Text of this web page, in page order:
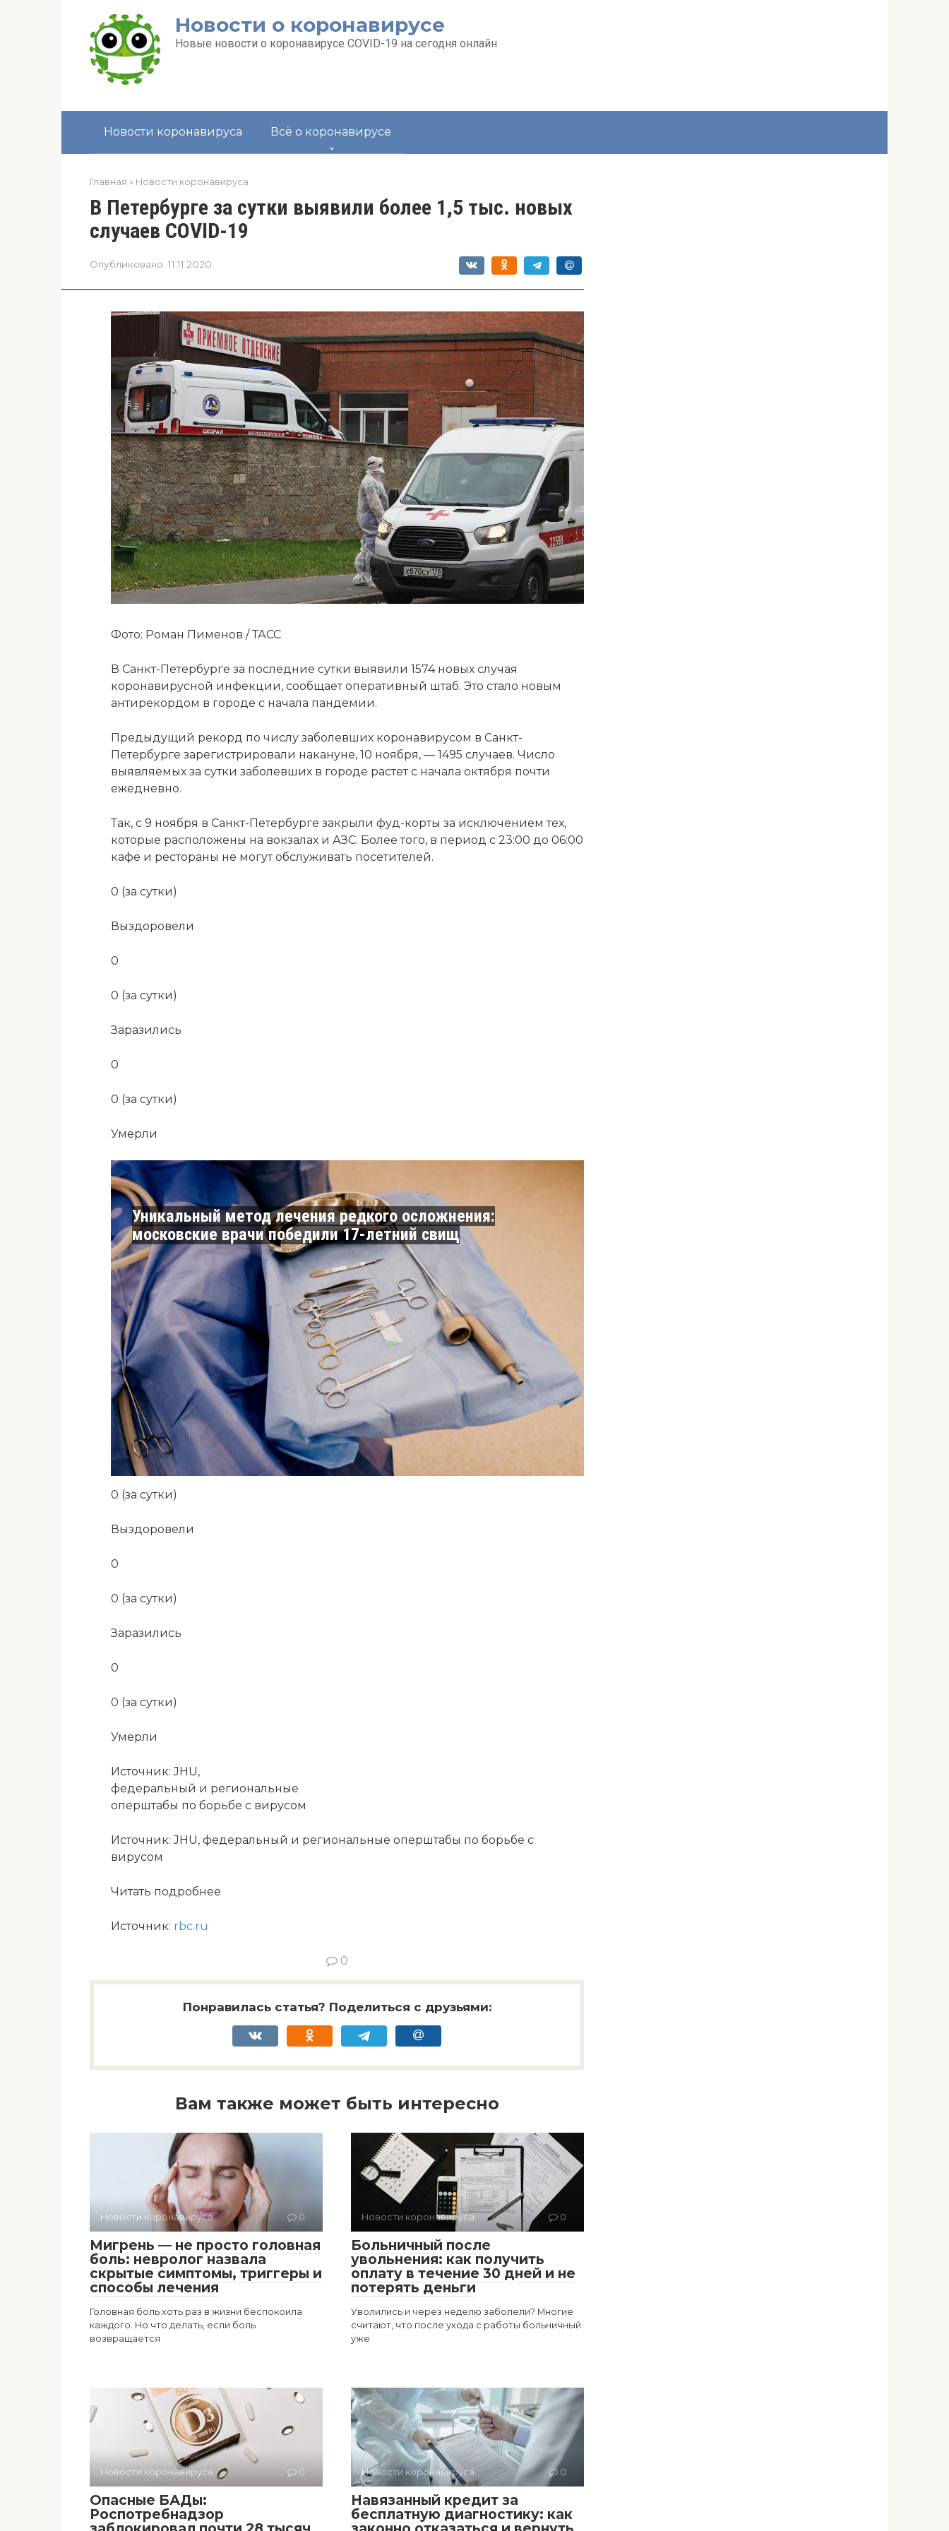
Новости о коронавирусе
Новые новости о коронавирусе COVID-19 на сегодня онлайн
Новости коронавируса Всё о коронавирусе
Главная » Новости коронавируса
В Петербурге за сутки выявили более 1,5 тыс. новых
случаев COVID-19
Опубликовано: 11.11.2020
Фото: Роман Пименов / ТАСС
В Санкт-Петербурге за последние сутки выявили 1574 новых случая
коронавирусной инфекции, сообщает оперативный штаб. Это стало новым
антирекордом в городе с начала пандемии.
Предыдущий рекорд по числу заболевших коронавирусом в Санкт-
Петербурге зарегистрировали накануне, 10 ноября, — 1495 случаев. Число
выявляемых за сутки заболевших в городе растет с начала октября почти
ежедневно.
Так, с 9 ноября в Санкт-Петербурге закрыли фуд-корты за исключением тех,
которые расположены на вокзалах и АЗС. Более того, в период с 23:00 до 06:00
кафе и рестораны не могут обслуживать посетителей.
0 (за сутки)
Выздоровели
0
0 (за сутки)
Заразились
0
0 (за сутки)
Умерли
Уникальный метод лечения редкого осложнения:
московские врачи победили 17-летний свищ
0 (за сутки)
Выздоровели
0
0 (за сутки)
Заразились
0
0 (за сутки)
Умерли
Источник: JHU,
федеральный и региональные
оперштабы по борьбе с вирусом
Источник: JHU, федеральный и региональные оперштабы по борьбе с
вирусом
Читать подробнее
Источник: rbc.ru
0
Понравилась статья? Поделиться с друзьями:
Вам также может быть интересно
Новости коронавируса 0
Мигрень — не просто головная
боль: невролог назвала
скрытые симптомы, триггеры и
способы лечения
Головная боль хоть раз в жизни беспокоила
каждого. Но что делать, если боль
возвращается
Новости коронавируса 0
Больничный после
увольнения: как получить
оплату в течение 30 дней и не
потерять деньги
Уволились и через неделю заболели? Многие
считают, что после ухода с работы больничный
уже
Новости коронавируса 0
Опасные БАДы:
Роспотребнадзор
Новости коронавируса 0
Навязанный кредит за
бесплатную диагностику: как